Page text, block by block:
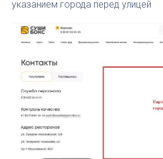
указанием города перед улицей